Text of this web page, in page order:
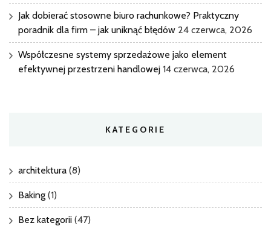
Jak dobierać stosowne biuro rachunkowe? Praktyczny
poradnik dla firm – jak uniknąć błędów 24 czerwca, 2026
Współczesne systemy sprzedażowe jako element
efektywnej przestrzeni handlowej 14 czerwca, 2026
KATEGORIE
architektura (8)
Baking (1)
Bez kategorii (47)